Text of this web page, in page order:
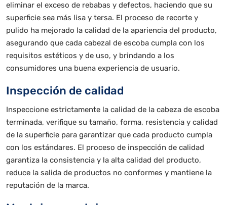
eliminar el exceso de rebabas y defectos, haciendo que su
superficie sea más lisa y tersa. El proceso de recorte y
pulido ha mejorado la calidad de la apariencia del producto,
asegurando que cada cabezal de escoba cumpla con los
requisitos estéticos y de uso, y brindando a los
consumidores una buena experiencia de usuario.
Inspección de calidad
Inspeccione estrictamente la calidad de la cabeza de escoba
terminada, verifique su tamaño, forma, resistencia y calidad
de la superficie para garantizar que cada producto cumpla
con los estándares. El proceso de inspección de calidad
garantiza la consistencia y la alta calidad del producto,
reduce la salida de productos no conformes y mantiene la
reputación de la marca.